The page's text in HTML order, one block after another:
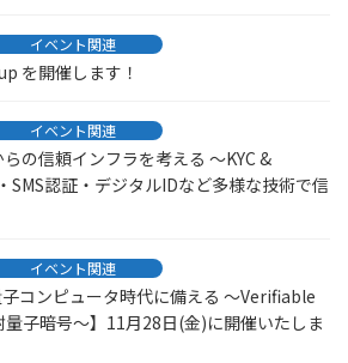
イベント関連
を開催します！
イベント関連
の信頼インフラを考える ～KYC &
認証・デジタルIDなど多様な技術で信
イベント関連
コンピュータ時代に備える ～Verifiable
子暗号～】11月28日(金)に開催いたしま